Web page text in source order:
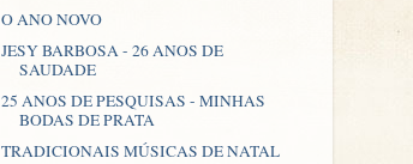
O ANO NOVO
JESY BARBOSA - 26 ANOS DE
SAUDADE
25 ANOS DE PESQUISAS - MINHAS
BODAS DE PRATA
TRADICIONAIS MÚSICAS DE NATAL